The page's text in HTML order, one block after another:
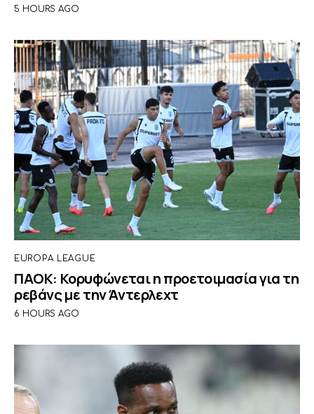
5 HOURS AGO
EUROPA LEAGUE
ΠΑΟΚ: Κορυφώνεται η προετοιμασία για τη
ρεβάνς με την Άντερλεχτ
6 HOURS AGO